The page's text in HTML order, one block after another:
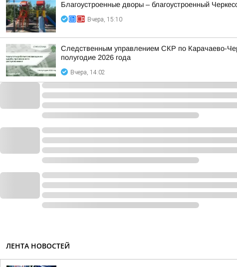
Благоустроенные дворы – благоустроенный
Вчера, 15:10
Следственным управлением СКР по Карачаево-
полугодие 2026 года
Вчера, 14:02
ЛЕНТА НОВОСТЕЙ